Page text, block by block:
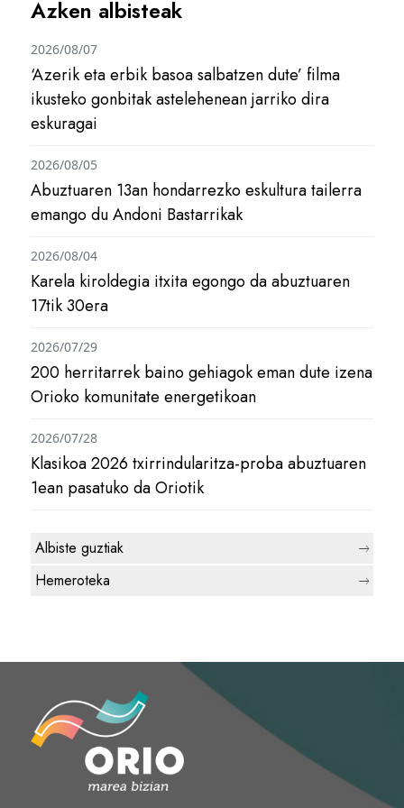
Azken albisteak
‘Azerik eta erbik basoa salbatzen dute’ filma
ikusteko gonbitak astelehenean jarriko dira
eskuragai
2026/08/07
Abuztuaren 13an hondarrezko eskultura tailerra
emango du Andoni Bastarrikak
2026/08/05
Karela kiroldegia itxita egongo da abuztuaren
17tik 30era
2026/08/04
200 herritarrek baino gehiagok eman dute izena
Orioko komunitate energetikoan
2026/07/29
Klasikoa 2026 txirrindularitza-proba abuztuaren
1ean pasatuko da Oriotik
2026/07/28
Albiste guztiak
Hemeroteka